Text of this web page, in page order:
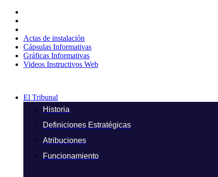
contenido
Actas de instalación
Cápsulas Informativas
Gráficas Informativas
Videos Instructivos Web
El Tribunal
Historia
Definiciones Estratégicas
Atribuciones
Funcionamiento